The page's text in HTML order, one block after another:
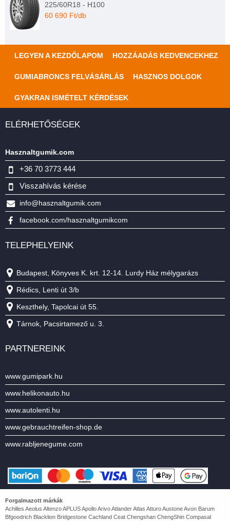
225/60R18 - H100
60 690 Ft/db
LEGYEN A KEZDŐLAPOM HOZZÁADÁS KEDVENCEKHEZ
GUMIABRONCS FELVÁSÁRLÁS HASZNOS DOLGOK
GYAKRAN ISMÉTELT KÉRDÉSEK
ELÉRHETŐSÉGEK
Hasznaltgumik.com
+36 70 3773 444
Visszahívás kérése
info@hasznaltgumik.com
facebook.com/hasznaltgumikcom
TELEPHELYEINK
Budapest, Könyves K. krt. 12-14. Lurdy Ház mélygarázs
Rédics, Lenti út 3/b
Keszthely, Tapolcai út 55.
Tárnok, Pacsirtamező u. 3.
PARTNEREINK
www.gumipark.hu
www.helikonauto.hu
www.autolenti.hu
www.gebrauchtreifen-shop.de
www.rabljenegume.com
Forgalmazott márkák
Achilles Aeolus Altenzo APLUS Apollo Arivo Atlander Atlas Atturo Austone Avon Barum
Bfgoodrich Blacklion Bridgestone Cachland Ceat Chengshan ChengShin Compasal